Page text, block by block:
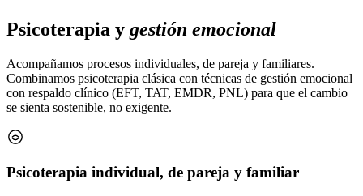
Psicoterapia y gestión emocional
Acompañamos procesos individuales, de pareja y familiares.
Combinamos psicoterapia clásica con técnicas de gestión emocional
con respaldo clínico (EFT, TAT, EMDR, PNL) para que el cambio
se sienta sostenible, no exigente.
Psicoterapia individual, de pareja y familiar